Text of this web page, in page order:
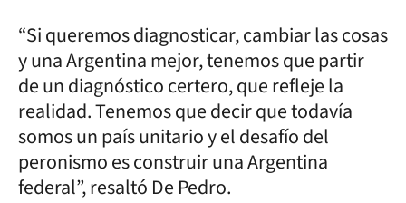
“Si queremos diagnosticar, cambiar las cosas
y una Argentina mejor, tenemos que partir
de un diagnóstico certero, que refleje la
realidad. Tenemos que decir que todavía
somos un país unitario y el desafío del
peronismo es construir una Argentina
federal”, resaltó De Pedro.